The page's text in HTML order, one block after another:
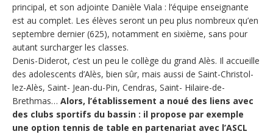
principal, et son adjointe Danièle Viala : l’équipe enseignante
est au complet. Les élèves seront un peu plus nombreux qu’en
septembre dernier (625), notamment en sixième, sans pour
autant surcharger les classes.
Denis-Diderot, c’est un peu le collège du grand Alès. Il accueille
des adolescents d’Alès, bien sûr, mais aussi de Saint-Christol-
lez-Alès, Saint- Jean-du-Pin, Cendras, Saint- Hilaire-de-
Brethmas… Alors, l’établissement a noué des liens avec
des clubs sportifs du bassin : il propose par exemple
une option tennis de table en partenariat avec l’ASCL